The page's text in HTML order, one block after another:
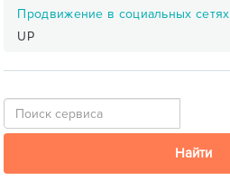
Продвижение в социальных сетях
UP